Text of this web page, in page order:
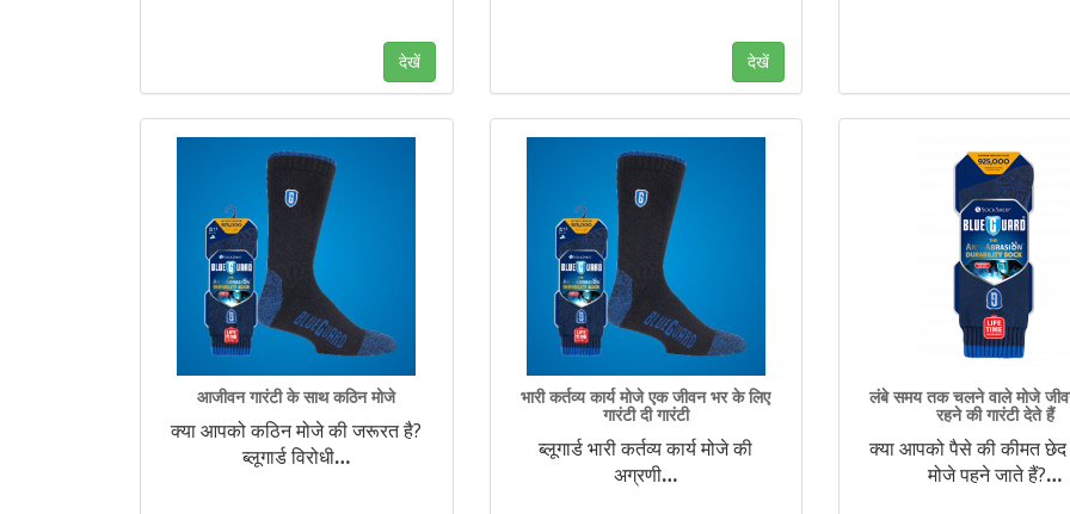
देखें देखें
आजीवन गारंटी के साथ कठिन मोजे
क्या आपको कठिन मोजे की जरूरत है?
ब्लूगार्ड विरोधी…
भारी कर्तव्य कार्य मोजे एक जीवन भर के लिए
गारंटी दी गारंटी
ब्लूगार्ड भारी कर्तव्य कार्य मोजे की
अग्रणी…
लंबे समय तक चलने वाले मोजे
रहने की गारंटी देते हैं
क्या आपको पैसे की कीमत
मोजे पहने जाते हैं?…